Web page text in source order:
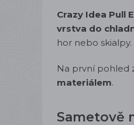
Crazy Idea Pull
vrstva do
hor nebo skialpy.
Na první pohled
materiálem.
Sametově